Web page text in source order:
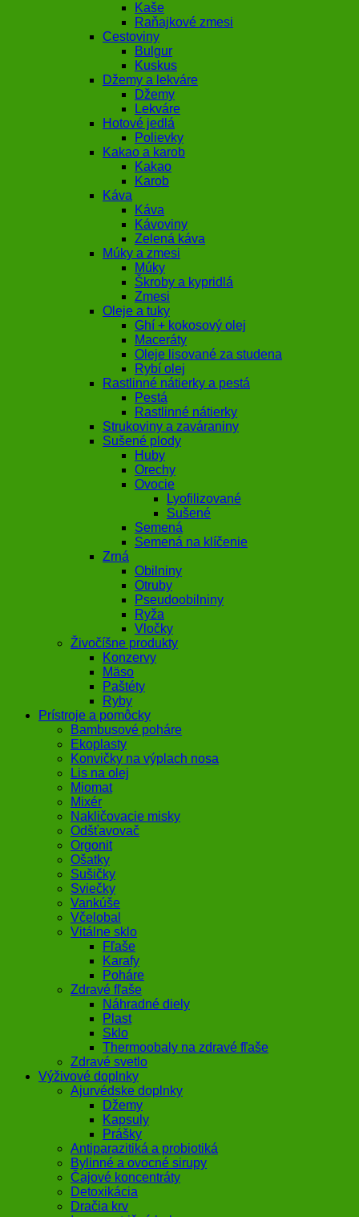
Kaše
Raňajkové zmesi
Cestoviny
Bulgur
Kuskus
Džemy a lekváre
Džemy
Lekváre
Hotové jedlá
Polievky
Kakao a karob
Kakao
Karob
Káva
Káva
Kávoviny
Zelená káva
Múky a zmesi
Múky
Škroby a kypridlá
Zmesi
Oleje a tuky
Ghí + kokosový olej
Maceráty
Oleje lisované za studena
Rybí olej
Rastlinné nátierky a pestá
Pestá
Rastlinné nátierky
Strukoviny a zaváraniny
Sušené plody
Huby
Orechy
Ovocie
Lyofilizované
Sušené
Semená
Semená na klíčenie
Zrná
Obilniny
Otruby
Pseudoobilniny
Ryža
Vločky
Živočíšne produkty
Konzervy
Mäso
Paštéty
Ryby
Prístroje a pomôcky
Bambusové poháre
Ekoplasty
Konvičky na výplach nosa
Lis na olej
Miomat
Mixér
Nakličovacie misky
Odšťavovač
Orgonit
Ošatky
Sušičky
Sviečky
Vankúše
Včelobal
Vitálne sklo
Fľaše
Karafy
Poháre
Zdravé fľaše
Náhradné diely
Plast
Sklo
Thermoobaly na zdravé fľaše
Zdravé svetlo
Výživové doplnky
Ajurvédske doplnky
Džemy
Kapsuly
Prášky
Antiparazitiká a probiotiká
Bylinné a ovocné sirupy
Čajové koncentráty
Detoxikácia
Dračia krv